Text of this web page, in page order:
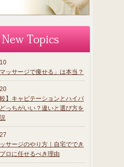
マッサージで痩せる」は本当？
較】キャビテーションとハイパ
っちがいい？違いと選び方を
サージのやり方｜自宅ででき
ロに任せるべき理由